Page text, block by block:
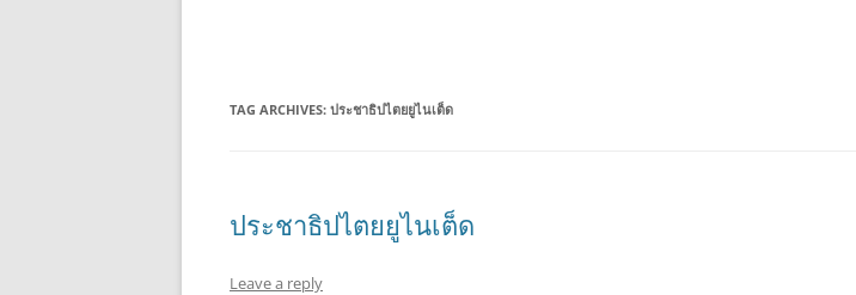
TAG ARCHIVES: ประชาธิปไตยยูไนเต็ด
ประชาธิปไตยยูไนเต็ด
Leave a reply